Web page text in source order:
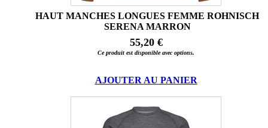
HAUT MANCHES LONGUES FEMME ROHNISCH
SERENA MARRON
55,20 €
Ce produit est disponible avec options.
AJOUTER AU PANIER